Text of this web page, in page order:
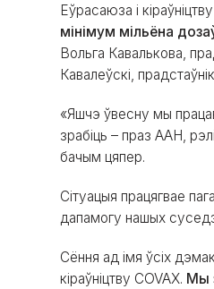
Еўрасаюза і
мінімум мільёна
Вольга Кавалькова,
Кавалеўскі, прадстаўнік
«Яшчэ ўвесну мы
зрабіць – праз ААН,
бачым цяпер.
Сітуацыя працягвае
дапамогу нашых
Сёння ад імя ўсіх
кіраўніцтву COVAX. Мы